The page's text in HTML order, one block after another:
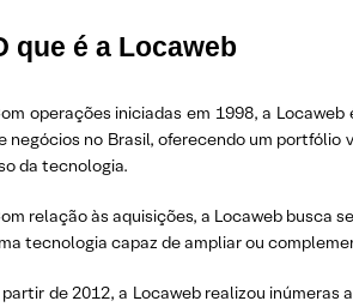
que é a Locaweb
operações iniciadas em 1998, a
negócios no Brasil, oferecendo um portfólio
da tecnologia.
relação às aquisições, a Locaweb busca
tecnologia capaz de ampliar ou
partir de 2012, a Locaweb realizou